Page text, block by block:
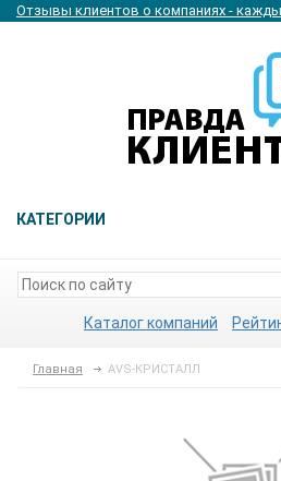
Отзывы клиентов о компаниях -
КАТЕГОРИИ
Каталог компаний
Главная AVS-КРИСТАЛЛ